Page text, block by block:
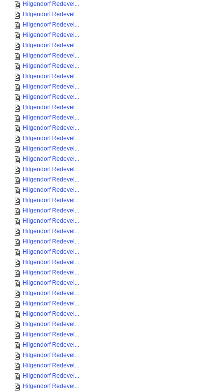
Hilgendorf Redevel...
Hilgendorf Redevel...
Hilgendorf Redevel...
Hilgendorf Redevel...
Hilgendorf Redevel...
Hilgendorf Redevel...
Hilgendorf Redevel...
Hilgendorf Redevel...
Hilgendorf Redevel...
Hilgendorf Redevel...
Hilgendorf Redevel...
Hilgendorf Redevel...
Hilgendorf Redevel...
Hilgendorf Redevel...
Hilgendorf Redevel...
Hilgendorf Redevel...
Hilgendorf Redevel...
Hilgendorf Redevel...
Hilgendorf Redevel...
Hilgendorf Redevel...
Hilgendorf Redevel...
Hilgendorf Redevel...
Hilgendorf Redevel...
Hilgendorf Redevel...
Hilgendorf Redevel...
Hilgendorf Redevel...
Hilgendorf Redevel...
Hilgendorf Redevel...
Hilgendorf Redevel...
Hilgendorf Redevel...
Hilgendorf Redevel...
Hilgendorf Redevel...
Hilgendorf Redevel...
Hilgendorf Redevel...
Hilgendorf Redevel...
Hilgendorf Redevel...
Hilgendorf Redevel...
Hilgendorf Redevel...